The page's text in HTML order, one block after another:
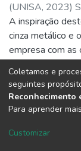
(UNISA, 2023)
A inspiração
cinza metálico e
empresa com as
adesivo
papeis de
horizontal na
produtos que a
cliente final.
DSpace
Coletamos e
seguintes
Reconhecimento
Para aprender
Customizar